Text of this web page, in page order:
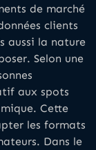
de marché
clients
aussi la nature
Selon une
aux spots
Cette
les formats
Dans le